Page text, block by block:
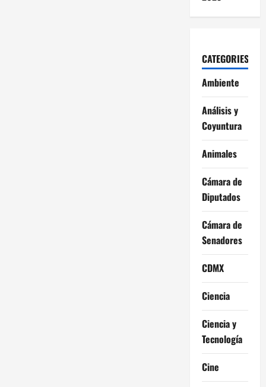
CATEGORIES
Ambiente
Análisis y
Coyuntura
Animales
Cámara de
Diputados
Cámara de
Senadores
CDMX
Ciencia
Ciencia y
Tecnología
Cine